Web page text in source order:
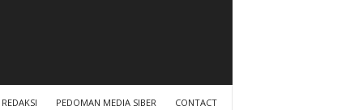
REDAKSI PEDOMAN MEDIA SIBER CONTACT